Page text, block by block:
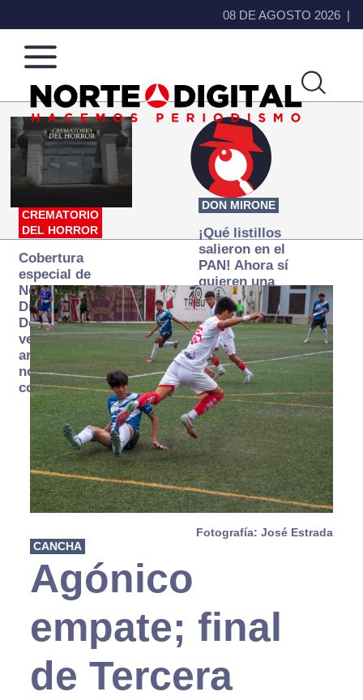
08 DE AGOSTO 2026
Norte
de
Ciudad
Más
que
noticias,
hacemos periodismo
CREMATORIO
DEL HORROR
Cobertura
especial de
Norte
Digital:
Donde la
verdad
arde… pero
no se
consume
DON MIRONE
¡Qué listillos
salieron en el
PAN! Ahora sí
quieren una
Fiscalía
autónoma… y
transexenal
Fotografía: José Estrada
CANCHA
Agónico
empate; final
de Tercera